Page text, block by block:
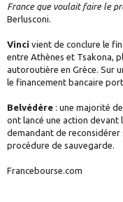
France que voulait faire le
Berlusconi.
Vinci vient de conclure le
entre Athènes et Tsakona,
autoroutière en Grèce. Sur
le financement bancaire
Belvédère : une majorité
ont lancé une action devant
demandant de reconsidérer
procédure de sauvegarde.
Francebourse.com